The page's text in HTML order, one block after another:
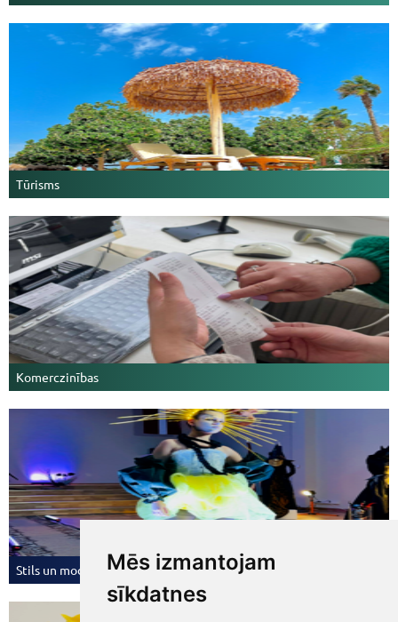
Mēs izmantojam
sīkdatnes
Tūrisms
Komerczinības
Stils un mode